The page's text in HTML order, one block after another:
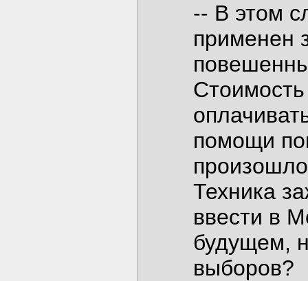
-- В этом
применен
помощи
Техника
ввести в
будущем,
выборов?